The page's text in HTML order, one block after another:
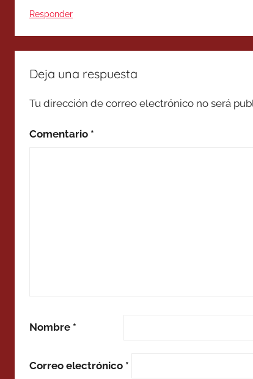
Responder
Deja una respuesta
Tu dirección de correo electrónico no será
Comentario *
Nombre *
Correo electrónico *